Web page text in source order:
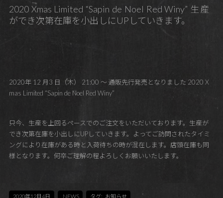
FB
2020 Xmas Limited “Sapin de Noel Red Winy” 生産
ができ次第在庫を小出しにUPしていきます。
2020年 12 月3 日（木） 21:00 ～ 通販先行発売となりました 2020 X
mas Limited “Sapin de Noel Red Winy”
只今、生産を上回るペースでのご注文をいただいております。生産が
でき次第在庫を小出しにUPしていきます。よってご訪問されたタイミ
ングにより在庫がある時と入荷待ちの時が混在します。店頭在庫も同
様となります。何卒ご理解の程よろしくお願いいたします。
2020年12月4日 NEWS タグ: お知らせ